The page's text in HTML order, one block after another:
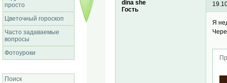
просто
Цветочный гороскоп
Часто задаваемые
вопросы
Фотоуроки
Поиск
dina she
Гость
Я